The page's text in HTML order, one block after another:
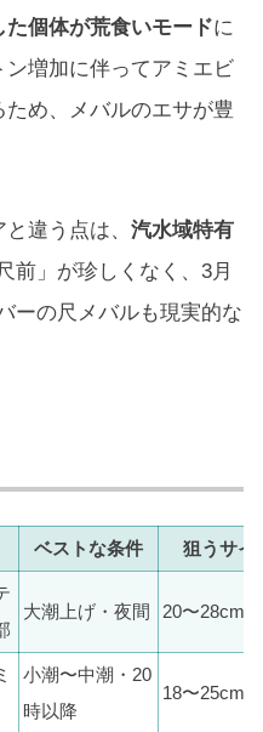
個体が荒食いモードに
増加に伴ってアミエビ
め、メバルのエサが豊
違う点は、 汽水域特有
前」が珍しくなく、3月
ーの尺メバルも現実的な
ベストな条件 狙うサイ
大潮上げ・夜間 20〜28cm
小潮〜中潮・20
時以降
18〜25cm